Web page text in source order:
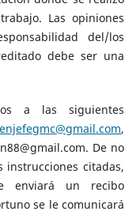
Las opiniones
del/los
debe ser una
a las siguientes
,
De no
instrucciones citadas,
enviará un recibo
se le comunicará